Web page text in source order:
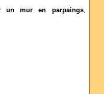
un mur en parpaings,